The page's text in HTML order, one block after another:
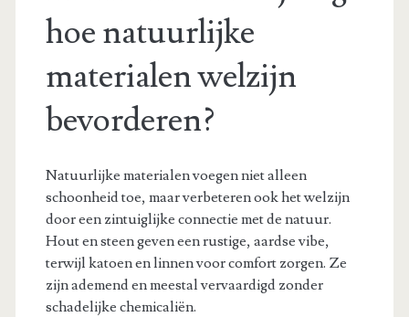
hoe natuurlijke
materialen welzijn
bevorderen?
Natuurlijke materialen voegen niet alleen
schoonheid toe, maar verbeteren ook het welzijn
door een zintuiglijke connectie met de natuur.
Hout en steen geven een rustige, aardse vibe,
terwijl katoen en linnen voor comfort zorgen. Ze
zijn ademend en meestal vervaardigd zonder
schadelijke chemicaliën.